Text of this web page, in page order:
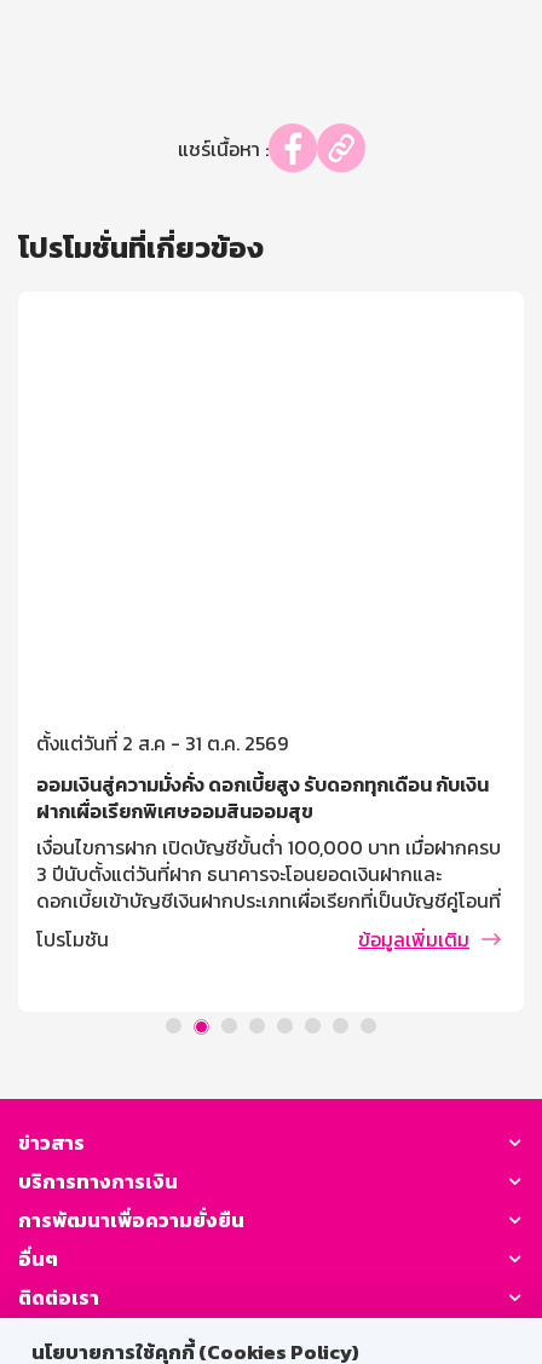
นโยบายการใช้คุกกี้ (Cookies Policy)
แชร์เนื้อหา :
โปรโมชั่นที่เกี่ยวข้อง
ตั้งแต่วันที่ 2 ส.ค - 31 ต.ค. 2569
ออมเงินสู่ความมั่งคั่ง ดอกเบี้ยสูง รับดอกทุกเดือน กับเงิน
ฝากเผื่อเรียกพิเศษออมสินออมสุข
เงื่อนไขการฝาก เปิดบัญชีขั้นต่ำ 100,000 บาท เมื่อฝากครบ
3 ปีนับตั้งแต่วันที่ฝาก ธนาคารจะโอนยอดเงินฝากและ
ดอกเบี้ยเข้าบัญชีเงินฝากประเภทเผื่อเรียกที่เป็นบัญชีคู่โอนที่
ผู้ฝากแจ้งไว้ ฝากครั้งละไม่ต่ำกว่า 10,000 บาท ไม่จำกัด
วงเงินรับฝากสูงสุด บุคคลธรรมดาที่มีอายุตั้งแต่ 7 ปี ขึ้นไป
ครั้งละเท่าใดก็ได้ ถอนหรือปิดบัญชีก่อนฝากครบ 3 ปี จำนวน
ที่ลงรับไปแล้วธนาคารจะไม่เรียกคืน ภาษี ณ ที่จ่าย บุคคล
ธรรมดาไม่เสียภาษี นิติบุคคลหักภาษี ณ ที่จ่าย ตามประกาศ
กรมสรรพากร ระยะเวลาจ่ายดอกเบี้ย จ่ายดอกเบี้ยทุกเดือน
โดยโอนเข้าบัญชีเงินฝากประเภทเผื่อเรียกที่เป็นบัญชีคู่โอน
โปรโมชัน ข้อมูลเพิ่มเติม
ข่าวสาร
บริการทางการเงิน
การพัฒนาเพื่อความยั่งยืน
อื่นๆ
ติดต่อเรา